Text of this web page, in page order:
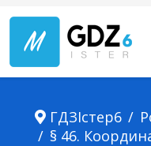
ГДЗІстер6
§ 46.